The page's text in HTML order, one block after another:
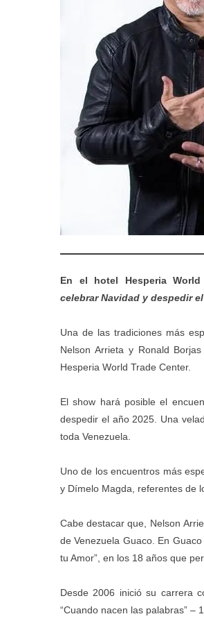
En el hotel Hesperia
celebrar Navidad y despedir
Una de las tradiciones más
Nelson Arrieta y Ronald
Hesperia World Trade Center.
El show hará posible el
despedir el año 2025. Una
toda Venezuela.
Uno de los encuentros más
y Dímelo Magda, referentes de
Cabe destacar que, Nelson
de Venezuela Guaco. En Guaco
tu Amor”, en los 18 años que
Desde 2006 inició su carrera
“Cuando nacen las palabras” –